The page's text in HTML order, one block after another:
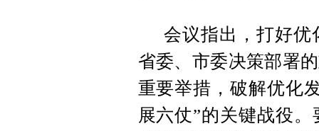
会议指出，打好优
省委、市委决策部署
重要举措，破解优化
展六仗”的关键战役